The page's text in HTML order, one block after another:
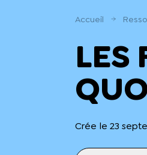
Accueil
LES
Crée le 23